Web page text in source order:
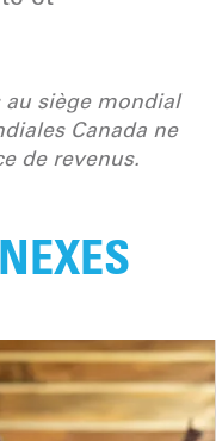
au siège mondial
Canada ne
de revenus.